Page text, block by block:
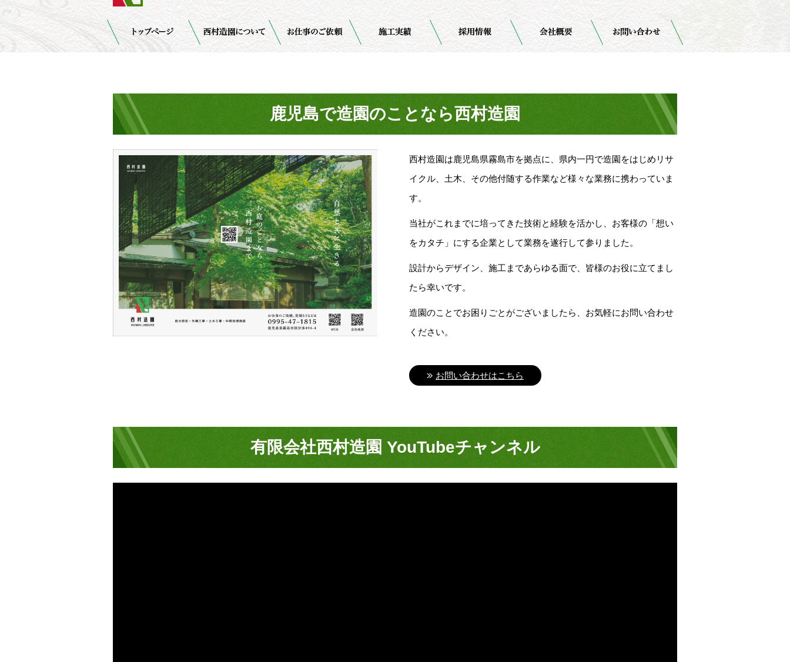
鹿児島で造園のことなら西村造園
西村造園は鹿児島県霧島市を拠点に、県内一円で造園をはじめリサ
イクル、土木、その他付随する作業など様々な業務に携わっていま
す。
当社がこれまでに培ってきた技術と経験を活かし、お客様の「想い
をカタチ」にする企業として業務を遂行して参りました。
設計からデザイン、施工まであらゆる面で、皆様のお役に立てまし
たら幸いです。
造園のことでお困りごとがございましたら、お気軽にお問い合わせ
ください。
お問い合わせはこちら
有限会社西村造園 YouTubeチャンネル